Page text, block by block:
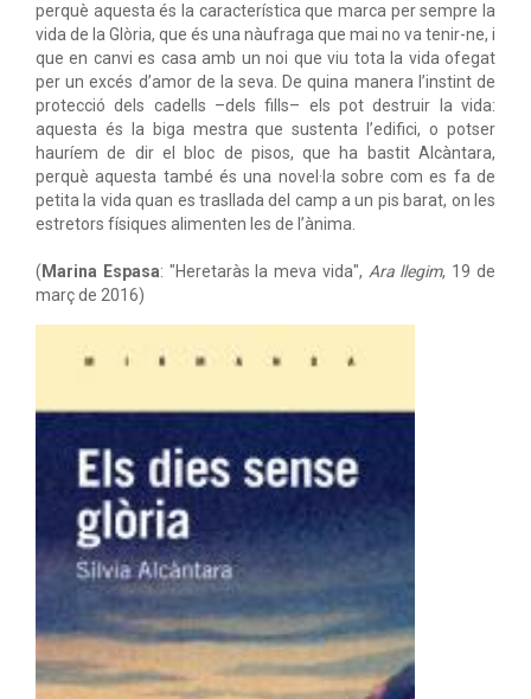
perquè aquesta és la característica que marca per sempre la
vida de la Glòria, que és una nàufraga que mai no va tenir-ne, i
que en canvi es casa amb un noi que viu tota la vida ofegat
per un excés d’amor de la seva. De quina manera l’instint de
protecció dels cadells –dels fills– els pot destruir la vida:
aquesta és la biga mestra que sustenta l’edifici, o potser
hauríem de dir el bloc de pisos, que ha bastit Alcàntara,
perquè aquesta també és una novel·la sobre com es fa de
petita la vida quan es trasllada del camp a un pis barat, on les
estretors físiques alimenten les de l’ànima.
( Marina Espasa: "Heretaràs la meva vida", Ara llegim, 19 de
març de 2016)